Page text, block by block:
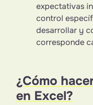
expectativas
control
desarrollar y
corresponde
¿Cómo
en Excel?